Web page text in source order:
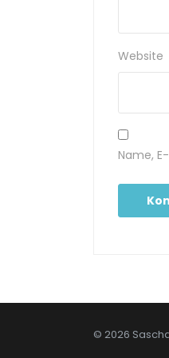
Website
Name,
© 2026